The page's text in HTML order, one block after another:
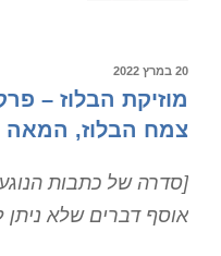
2
–
לשיר
מספיק
פורסם
20 במרץ 2022
צמח הבלוז, המאה
[סדרה של כתבות
אוסף דברים שלא